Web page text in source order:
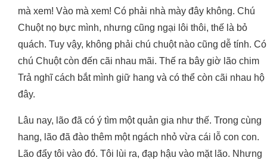
mà xem! Vào mà xem! Có phải nhà mày đây không. Chú
Chuột nọ bực mình, nhưng cũng ngại lôi thôi, thế là bỏ
quách. Tuy vậy, không phải chú chuột nào cũng dễ tính. Có
chú Chuột còn đến cãi nhau mãi. Thế ra bây giờ lão chim
Trả nghĩ cách bắt mình giữ hang và có thể còn cãi nhau hộ
đây.
Lâu nay, lão đã có ý tìm một quản gia như thế. Trong cùng
hang, lão đã đào thêm một ngách nhỏ vừa cái lỗ con con.
Lão đẩy tôi vào đó. Tôi lùi ra, đạp hậu vào mặt lão. Nhưng